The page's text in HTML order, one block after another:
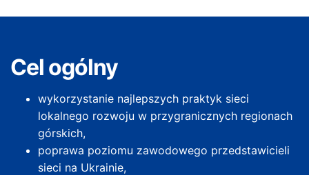
Cel ogólny
wykorzystanie najlepszych praktyk sieci
lokalnego rozwoju w przygranicznych regionach
górskich,
poprawa poziomu zawodowego przedstawicieli
sieci na Ukrainie,